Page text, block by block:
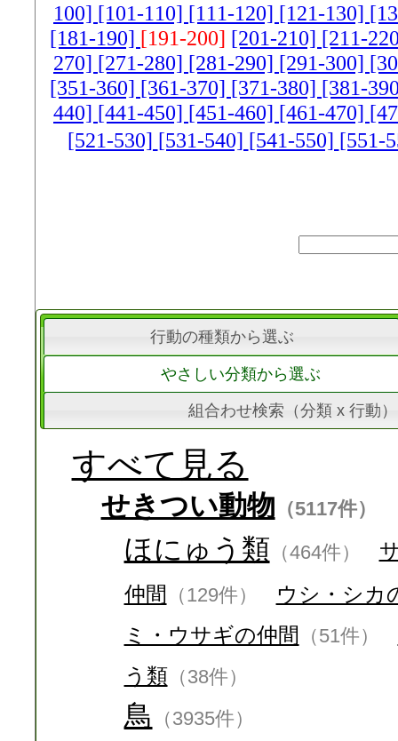
100] [101-110] [111-120] [121-130]
[181-190] [191-200] [201-210] [211-
270] [271-280] [281-290] [291-300]
[351-360] [361-370] [371-380] [381-
440] [441-450] [451-460] [461-470]
[521-530] [531-540] [541-550] [551-
行動の種類から選ぶ
やさしい分類から選ぶ
組合わせ検索（分類 x 行動）
すべて見る
せきつい動物 （5117件）
ほにゅう類 （464件）
仲間
（129件）
ウシ・シカ
ミ・ウサギの仲間
（51件）
う類 （38件）
鳥 （3935件）